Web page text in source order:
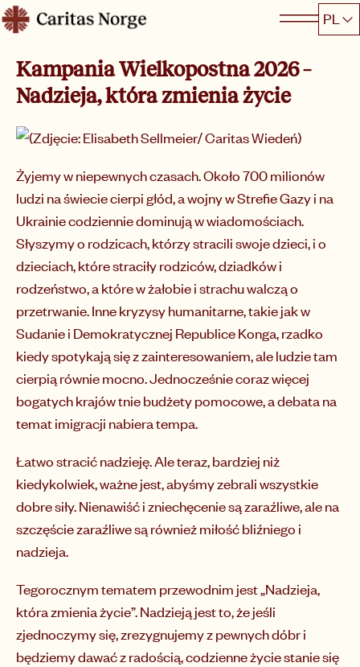
Hopp
tilCaritas
PL
Kampania Wielkopostna 2026 –
Nadzieja, która zmienia życie
Żyjemy w niepewnych czasach. Około 700 milionów
ludzi na świecie cierpi głód, a wojny w Strefie Gazy i na
Ukrainie codziennie dominują w wiadomościach.
Słyszymy o rodzicach, którzy stracili swoje dzieci, i o
dzieciach, które straciły rodziców, dziadków i
rodzeństwo, a które w żałobie i strachu walczą o
przetrwanie. Inne kryzysy humanitarne, takie jak w
Sudanie i Demokratycznej Republice Konga, rzadko
kiedy spotykają się z zainteresowaniem, ale ludzie tam
cierpią równie mocno. Jednocześnie coraz więcej
bogatych krajów tnie budżety pomocowe, a debata na
temat imigracji nabiera tempa.
Łatwo stracić nadzieję. Ale teraz, bardziej niż
kiedykolwiek, ważne jest, abyśmy zebrali wszystkie
dobre siły. Nienawiść i zniechęcenie są zaraźliwe, ale na
szczęście zaraźliwe są również miłość bliźniego i
nadzieja.
Tegorocznym tematem przewodnim jest „Nadzieja,
która zmienia życie”. Nadzieją jest to, że jeśli
zjednoczymy się, zrezygnujemy z pewnych dóbr i
będziemy dawać z radością, codzienne życie stanie się